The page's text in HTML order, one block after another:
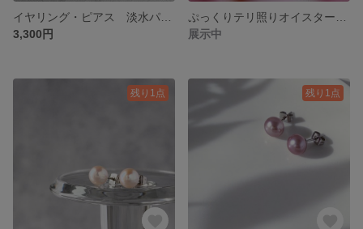
3,300円
展示中
残り1点 残り1点